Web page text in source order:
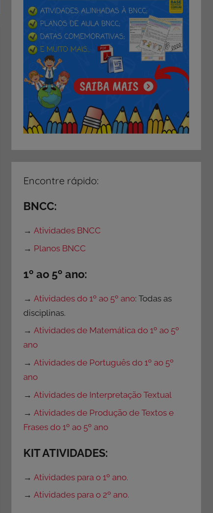
Encontre rápido:
BNCC:
→Atividades BNCC
→ Planos BNCC
1º ao 5º ano:
→Atividades do 1º ao 5º ano: Todas as
disciplinas.
→Atividades de Matemática do 1º ao 5º
ano
→Atividades de Português do 1º ao 5º
ano
→Atividades de Interpretação Textual
→Atividades de Produção de Textos e
Frases do 1º ao 5º ano
KIT ATIVIDADES:
→Atividades para o 1º ano.
→Atividades para o 2º ano.